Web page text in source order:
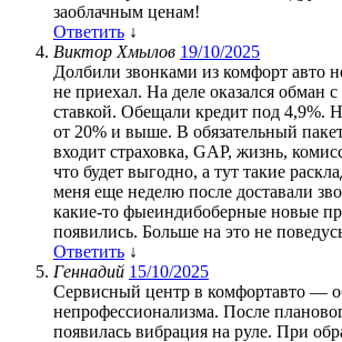
заоблачным ценам!
Ответить ↓
Виктор Хмылов 19/10/2025
Долбили звонками из комфорт авто
не приехал. На деле оказался обман
ставкой. Обещали кредит под 4,9%.
от 20% и выше. В обязательный
входит страховка, GAP, жизнь,
что будет выгодно, а тут такие
меня еще неделю после доставали
какие-то фыеиндибоберные новые
появились. Больше на это не
Ответить ↓
Геннадий 15/10/2025
Сервисный центр в комфортавто —
непрофессионализма. После
появилась вибрация на руле. При